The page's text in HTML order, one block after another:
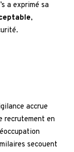
a exprimé sa
,
accrue
recrutement en
secouent